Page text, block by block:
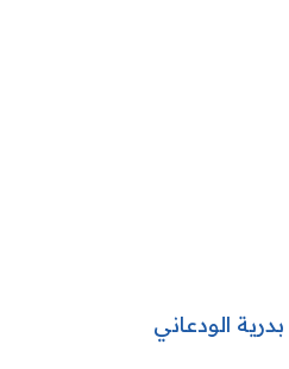
بدرية الودعاني